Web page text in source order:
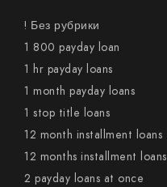
! Без рубрики
1 800 payday loan
1 hr payday loans
1 month payday loans
1 stop title loans
12 month installment loans
12 months installment loans
2 payday loans at once